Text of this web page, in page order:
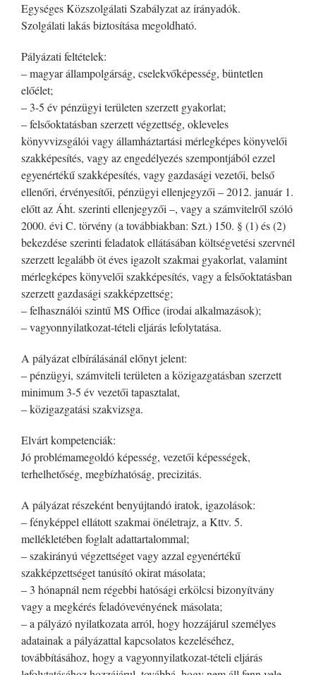
Egységes Közszolgálati Szabályzat az irányadók.
Szolgálati lakás biztosítása megoldható.
Pályázati feltételek:
– magyar állampolgárság, cselekvőképesség, büntetlen
előélet;
– 3-5 év pénzügyi területen szerzett gyakorlat;
– felsőoktatásban szerzett végzettség, okleveles
könyvvizsgálói vagy államháztartási mérlegképes könyvelői
szakképesítés, vagy az engedélyezés szempontjából ezzel
egyenértékű szakképesítés, vagy gazdasági vezetői, belső
ellenőri, érvényesítői, pénzügyi ellenjegyzői – 2012. január 1.
előtt az Áht. szerinti ellenjegyzői –, vagy a számvitelről szóló
2000. évi C. törvény (a továbbiakban: Szt.) 150. § (1) és (2)
bekezdése szerinti feladatok ellátásában költségvetési szervnél
szerzett legalább öt éves igazolt szakmai gyakorlat, valamint
mérlegképes könyvelői szakképesítés, vagy a felsőoktatásban
szerzett gazdasági szakképzettség;
– felhasználói szintű MS Office (irodai alkalmazások);
– vagyonnyilatkozat-tételi eljárás lefolytatása.
A pályázat elbírálásánál előnyt jelent:
– pénzügyi, számviteli területen a közigazgatásban szerzett
minimum 3-5 év vezetői tapasztalat,
– közigazgatási szakvizsga.
Elvárt kompetenciák:
Jó problémamegoldó képesség, vezetői képességek,
terhelhetőség, megbízhatóság, precizitás.
A pályázat részeként benyújtandó iratok, igazolások:
– fényképpel ellátott szakmai önéletrajz, a Kttv. 5.
mellékletében foglalt adattartalommal;
– szakirányú végzettséget vagy azzal egyenértékű
szakképzettséget tanúsító okirat másolata;
– 3 hónapnál nem régebbi hatósági erkölcsi bizonyítvány
vagy a megkérés feladóvevényének másolata;
– a pályázó nyilatkozata arról, hogy hozzájárul személyes
adatainak a pályázattal kapcsolatos kezeléséhez,
továbbításához, hogy a vagyonnyilatkozat-tételi eljárás